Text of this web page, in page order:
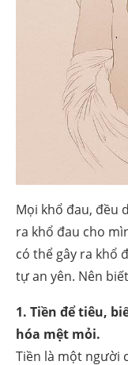
Mọi khổ đau, đều
ra khổ đau cho
có thể gây ra khổ
tự an yên. Nên
1. Tiền để tiêu,
hóa mệt mỏi.
Tiền là một người